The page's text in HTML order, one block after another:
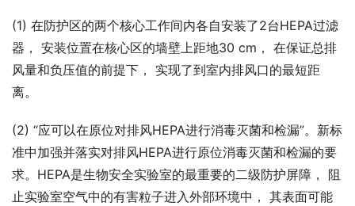
(1) 在防护区的两个核心工作间内各自安装了2台HEPA过滤
器， 安装位置在核心区的墙壁上距地30 cm， 在保证总排
风量和负压值的前提下， 实现了到室内排风口的最短距
离。
(2) “应可以在原位对排风HEPA进行消毒灭菌和检漏”。新标
准中加强并落实对排风HEPA进行原位消毒灭菌和检漏的要
求。HEPA是生物安全实验室的最重要的二级防护屏障， 阻
止实验室空气中的有害粒子进入外部环境中， 其表面可能